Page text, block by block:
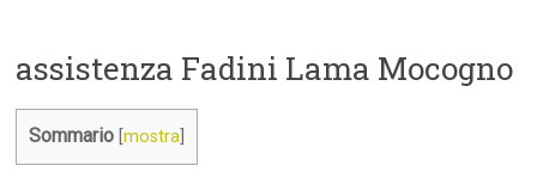
assistenza Fadini Lama Mocogno
Sommario [mostra